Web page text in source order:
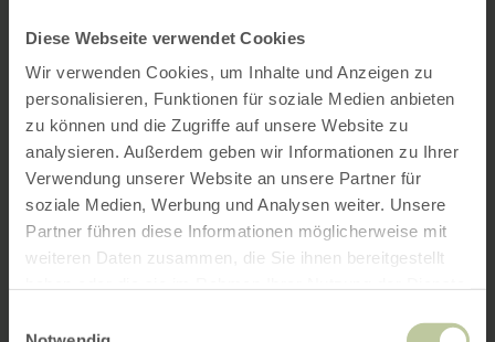
Diese Webseite verwendet Cookies
Wir verwenden Cookies, um Inhalte und Anzeigen zu
personalisieren, Funktionen für soziale Medien anbieten
zu können und die Zugriffe auf unsere Website zu
analysieren. Außerdem geben wir Informationen zu Ihrer
Verwendung unserer Website an unsere Partner für
soziale Medien, Werbung und Analysen weiter. Unsere
Partner führen diese Informationen möglicherweise mit
weiteren Daten zusammen, die Sie ihnen bereitgestellt